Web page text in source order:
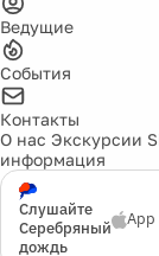
Ведущие
События
Контакты
О нас Экскурсии
информация
Слушайте
Серебряный
дождь
App